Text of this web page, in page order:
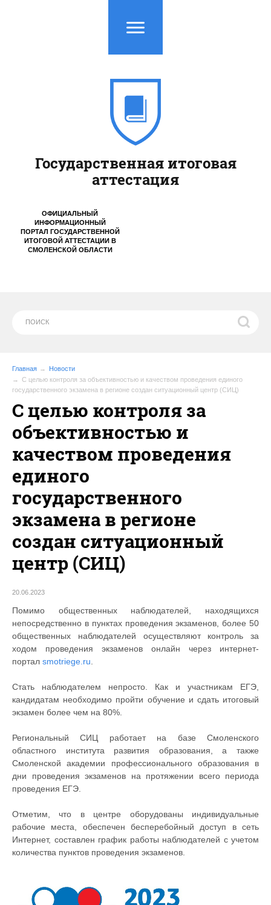
ОФИЦИАЛЬНЫЙ
ИНФОРМАЦИОННЫЙ
ПОРТАЛ ГОСУДАРСТВЕННОЙ
ИТОГОВОЙ АТТЕСТАЦИИ В
СМОЛЕНСКОЙ ОБЛАСТИ
Государственная итоговая
аттестация
Главная
Новости
С целью контроля за объективностью и качеством проведения единого
государственного экзамена в регионе создан ситуационный центр (СИЦ)
С целью контроля за
объективностью и
качеством проведения
единого
государственного
экзамена в регионе
создан ситуационный
центр (СИЦ)
20.06.2023
Помимо общественных наблюдателей, находящихся
непосредственно в пунктах проведения экзаменов, более 50
общественных наблюдателей осуществляют контроль за
ходом проведения экзаменов онлайн через интернет-
портал smotriege.ru
Стать наблюдателем непросто. Как и участникам ЕГЭ,
кандидатам необходимо пройти обучение и сдать итоговый
экзамен более чем на 80%.
Региональный СИЦ работает на базе Смоленского
областного института развития образования, а также
Смоленской академии профессионального образования в
дни проведения экзаменов на протяжении всего периода
проведения ЕГЭ.
Отметим, что в центре оборудованы индивидуальные
рабочие места, обеспечен бесперебойный доступ в сеть
Интернет, составлен график работы наблюдателей с учетом
количества пунктов проведения экзаменов.